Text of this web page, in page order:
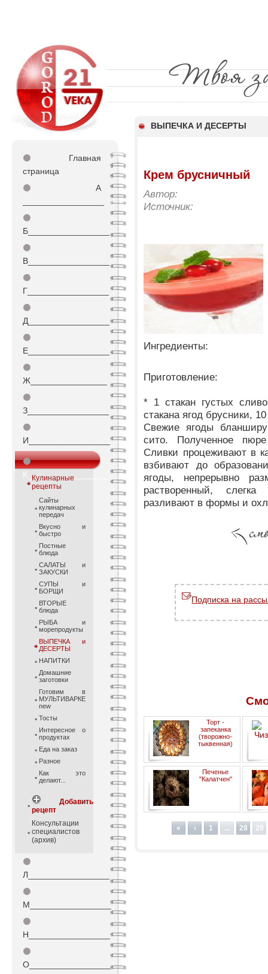
ВЫПЕЧКА И ДЕСЕРТЫ
⚫
Главная
страница
⚫
А
⚫
Б_________________
⚫
В_________________
⚫
Г_________________
⚫
Д_________________
⚫
Е_________________
⚫
Ж________________
⚫
З_________________
⚫
И_________________
⚫
К_________________
Кулинарные
рецепты
Сайты
кулинарных
передач
Вкусно и
быстро
Постные
блюда
САЛАТЫ и
ЗАКУСКИ
СУПЫ и
БОРЩИ
ВТОРЫЕ
блюда
РЫБА и
морепродукты
ВЫПЕЧКА и
ДЕСЕРТЫ
НАПИТКИ
Домашние
заготовки
Готовим в
МУЛЬТИВАРКЕ
new
Тосты
Интересное о
продуктах
Еда на заказ
Разное
Как это
делают...
Добавить
рецепт
Консультации
специалистов
(архив)
⚫
Л_________________
⚫
М_________________
⚫
Н_________________
⚫
О_________________
Крем брусничный
Автор:
Источник:
Ингредиенты:
Приготовление:
* 1 стакан густых
стакана ягод брусники,
Свежие ягоды
сито. Полученное
Сливки процеживают в
взбивают до
ягоды, непрерывно
растворенный,
разливают в формы и
Подписка на
Торт -
запеканка
(творожно-
тыквенная)
Печенье
"Калатчен"
« ‹ 1 ... 28 29